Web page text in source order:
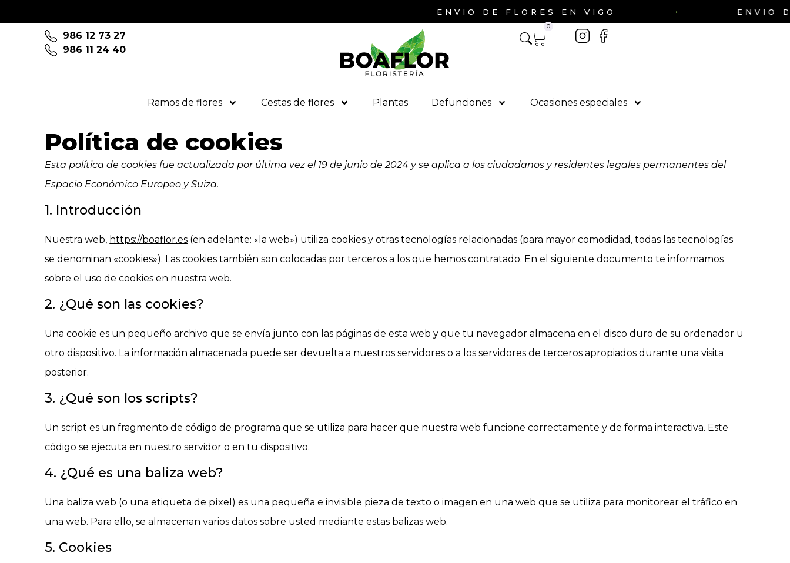
ENVIO DE FLORES EN VIGO ENVIO DE
986 12 73 27
986 11 24 40
0
Ramos de flores Cestas de flores Plantas Defunciones Ocasiones especiales
Política de cookies
Esta política de cookies fue actualizada por última vez el 19 de junio de 2024 y se aplica a los ciudadanos y residentes legales permanentes del
Espacio Económico Europeo y Suiza.
1. Introducción
Nuestra web, https://boaflor.es (en adelante: «la web») utiliza cookies y otras tecnologías relacionadas (para mayor comodidad, todas las tecnologías
se denominan «cookies»). Las cookies también son colocadas por terceros a los que hemos contratado. En el siguiente documento te informamos
sobre el uso de cookies en nuestra web.
2. ¿Qué son las cookies?
Una cookie es un pequeño archivo que se envía junto con las páginas de esta web y que tu navegador almacena en el disco duro de su ordenador u
otro dispositivo. La información almacenada puede ser devuelta a nuestros servidores o a los servidores de terceros apropiados durante una visita
posterior.
3. ¿Qué son los scripts?
Un script es un fragmento de código de programa que se utiliza para hacer que nuestra web funcione correctamente y de forma interactiva. Este
código se ejecuta en nuestro servidor o en tu dispositivo.
4. ¿Qué es una baliza web?
Una baliza web (o una etiqueta de píxel) es una pequeña e invisible pieza de texto o imagen en una web que se utiliza para monitorear el tráfico en
una web. Para ello, se almacenan varios datos sobre usted mediante estas balizas web.
5. Cookies